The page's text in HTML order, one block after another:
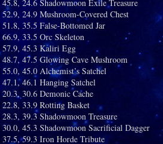
24.6 Shadowmoon Exile Treasure
24.9 Mushroom-Covered Chest
35.5 False-Bottomed Jar
33.5 Orc Skeleton
57.9, 45.3 Kaliri Egg
47.5 Glowing Cave Mushroom
45.0 Alchemist’s Satchel
46.1 Hanging Satchel
30.6 Demonic Cache
33.9 Rotting Basket
39.3 Shadowmoon Treasure
45.3 Shadowmoon Sacrificial Dagger
37.5, 59.3 Iron Horde Tribute